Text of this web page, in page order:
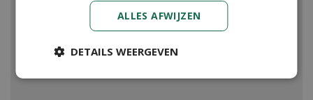
ALLES AFWIJZEN
DETAILS WEERGEVEN